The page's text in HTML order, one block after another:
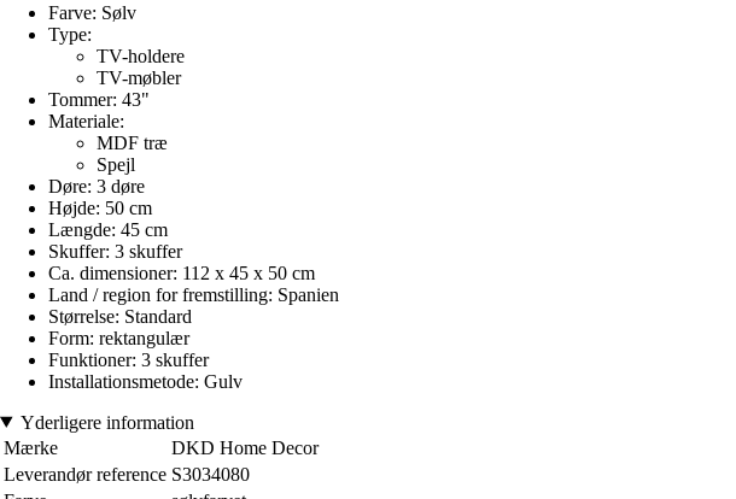
Farve: Sølv
Type:
TV-holdere
TV-møbler
Tommer: 43"
Materiale:
MDF træ
Spejl
Døre: 3 døre
Højde: 50 cm
Længde: 45 cm
Skuffer: 3 skuffer
Ca. dimensioner: 112 x 45 x 50 cm
Land / region for fremstilling: Spanien
Størrelse: Standard
Form: rektangulær
Funktioner: 3 skuffer
Installationsmetode: Gulv
Yderligere information
Mærke
DKD Home Decor
Leverandør reference S3034080